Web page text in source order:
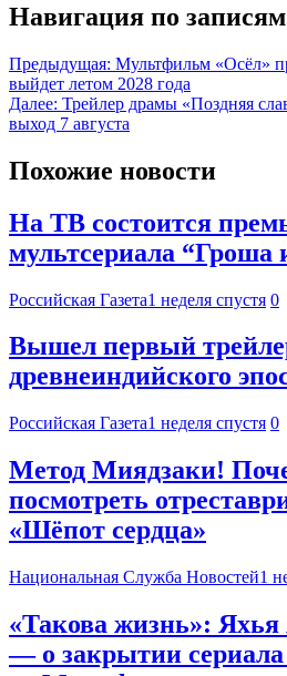
Навигация по записям
Предыдущая: Мультфильм «Осёл»
выйдет летом 2028 года
Далее: Трейлер драмы «Поздняя
выход 7 августа
Похожие новости
На ТВ состоится
мультсериала
Российская Газета1 неделя спустя 0
Вышел первый
древнеиндийского
Российская Газета1 неделя спустя 0
Метод Миядзаки!
посмотреть
«Шёпот сердца»
Национальная Служба Новостей1
«Такова жизнь»:
— о закрытии сериала